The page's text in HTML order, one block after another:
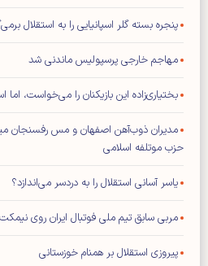
پنجره بسته گلر اسپانیایی را به استقلال
مهاجم خارجی پرسپولیس ماندنی شد
بختیاری‌زاده این بازیکنان را می‌خواست، اما
مدیران ذوب‌آهن اصفهان و مس رفسنجان
حزب موتلفه اسلامی
یاسر آسانی استقلال را به دردسر می‌اندازد؟
مربی سابق تیم ملی فوتبال ایران روی نیمکت
پیروزی استقلال بر همنام خوزستانی